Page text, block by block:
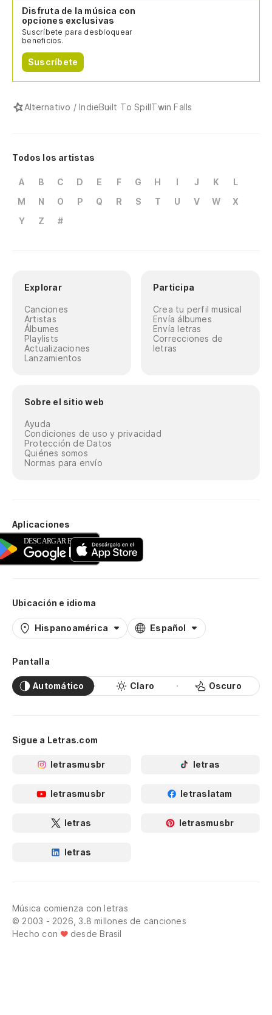
Disfruta de la música con
opciones exclusivas
Suscríbete para desbloquear
beneficios.
Suscríbete
Alternativo / IndieBuilt To SpillTwin Falls
Todos los artistas
A B C D E F G H I J K
L
M
N O P Q R S T U V W
X
Y
Z #
Explorar
Canciones
Artistas
Álbumes
Playlists
Actualizaciones
Lanzamientos
Participa
Crea tu perfil musical
Envía álbumes
Envía letras
Correcciones de
letras
Sobre el sitio web
Ayuda
Condiciones de uso y privacidad
Protección de Datos
Quiénes somos
Normas para envío
Aplicaciones
Ubicación e idioma
Hispanoamérica Español
Pantalla
Automático Claro Oscuro
Sigue a Letras.com
letrasmusbr letras
letrasmusbr letraslatam
letras letrasmusbr
letras
Música comienza con letras
© 2003 - 2026, 3.8 millones de canciones
Hecho con
desde Brasil